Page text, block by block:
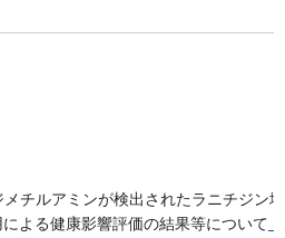
メチルアミンが検出されたラニチジン
よる健康影響評価の結果等について